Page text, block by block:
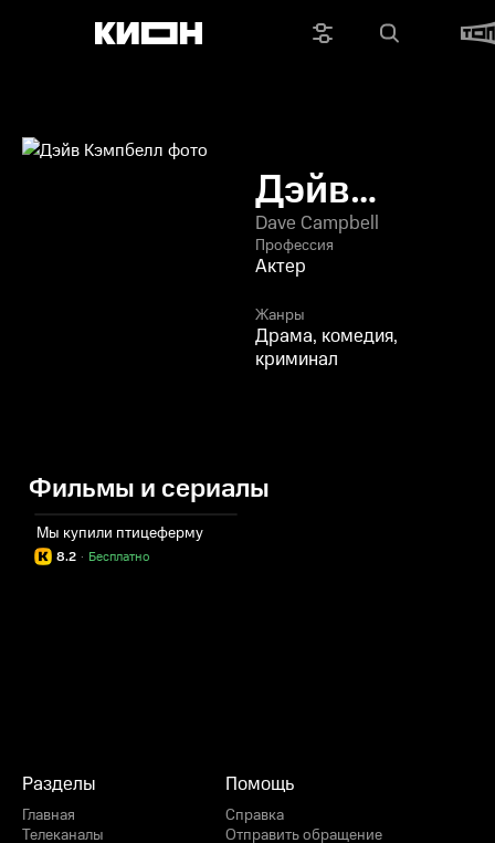
Дэйв
Кэмпбелл
Dave Campbell
Профессия
Актер
Жанры
Драма, комедия,
криминал
Фильмы и сериалы
Мы купили птицеферму
8.2 Бесплатно
·
Разделы
Главная
Телеканалы
Помощь
Справка
Отправить обращение